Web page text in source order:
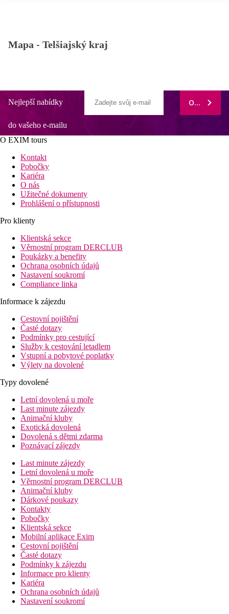
Mapa - Telšiajský kraj
Nejlepší nabídky
do vašeho e-mailu
ODEBÍRAT
O EXIM tours
Kontakt
Pobočky
Kariéra
O nás
Užitečné dokumenty
Prohlášení o přístupnosti
Pro klienty
Klientská sekce
Věrnostní program DERCLUB
Poukázky a benefity
Ochrana osobních údajů
Nastavení soukromí
Compliance linka
Informace k zájezdu
Cestovní pojištění
Časté dotazy
Podmínky pro cestující
Služby k cestování letadlem
Vstupní a pobytové poplatky
Výlety na dovolené
Typy dovolené
Letní dovolená u moře
Last minute zájezdy
Animační kluby
Exotická dovolená
Dovolená s dětmi zdarma
Poznávací zájezdy
Last minute zájezdy
Letní dovolená u moře
Věrnostní program DERCLUB
Animační kluby
Dárkové poukazy
Kontakty
Pobočky
Klientská sekce
Mobilní aplikace Exim
Cestovní pojištění
Časté dotazy
Podmínky k zájezdu
Informace pro klienty
Kariéra
Ochrana osobních údajů
Nastavení soukromí